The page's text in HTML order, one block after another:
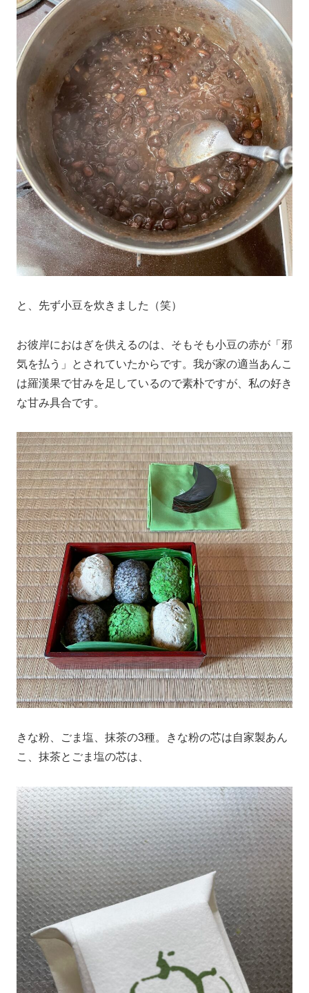
と、先ず小豆を炊きました（笑）
お彼岸におはぎを供えるのは、そもそも小豆の赤が「邪
気を払う」とされていたからです。我が家の適当あんこ
は羅漢果で甘みを足しているので素朴ですが、私の好き
な甘み具合です。
きな粉、ごま塩、抹茶の3種。きな粉の芯は自家製あん
こ、抹茶とごま塩の芯は、